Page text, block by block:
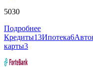
5030
Подробнее
Кредиты13Ипотека6
карты3